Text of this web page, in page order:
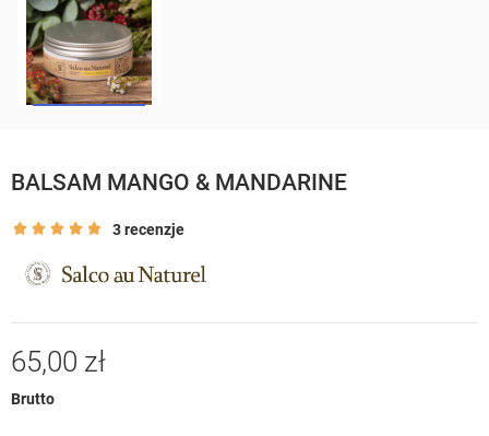
BALSAM MANGO & MANDARINE
3 recenzje
65,00 zł
Brutto